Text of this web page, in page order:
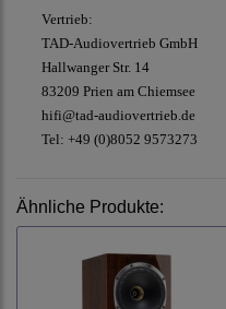
Vertrieb:
TAD-Audiovertrieb GmbH
Hallwanger Str. 14
83209 Prien am Chiemsee
hifi@tad-audiovertrieb.de
Tel: +49 (0)8052 9573273
Ähnliche Produkte: